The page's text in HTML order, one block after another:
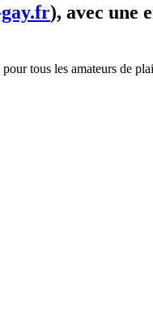
), avec une
tous les amateurs de